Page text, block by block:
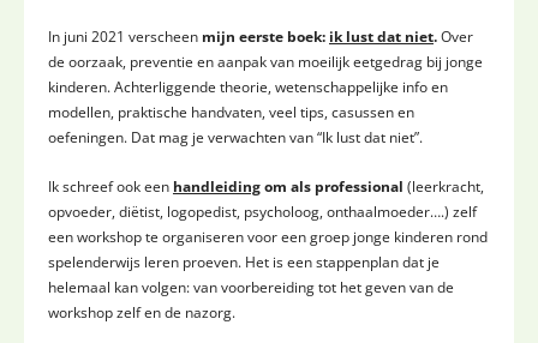
In juni 2021 verscheen mijn eerste boek: ik lust dat niet.Over
de oorzaak, preventie en aanpak van moeilijk eetgedrag bij jonge
kinderen. Achterliggende theorie, wetenschappelijke info en
modellen, praktische handvaten, veel tips, casussen en
oefeningen. Dat mag je verwachten van “Ik lust dat niet”.
Ik schreef ook een handleidingom als professional (leerkracht,
opvoeder, diëtist, logopedist, psycholoog, onthaalmoeder….) zelf
een workshop te organiseren voor een groep jonge kinderen rond
spelenderwijs leren proeven. Het is een stappenplan dat je
helemaal kan volgen: van voorbereiding tot het geven van de
workshop zelf en de nazorg.